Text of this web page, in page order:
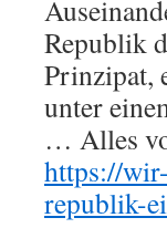
Republik
Prinzipat,
unter
… Alles
https://
republik-